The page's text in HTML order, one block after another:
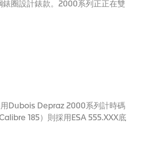
圈設計錶款。2000系列正正在雙
Dubois Depraz 2000系列計時碼
185）則採用ESA 555.XXX底